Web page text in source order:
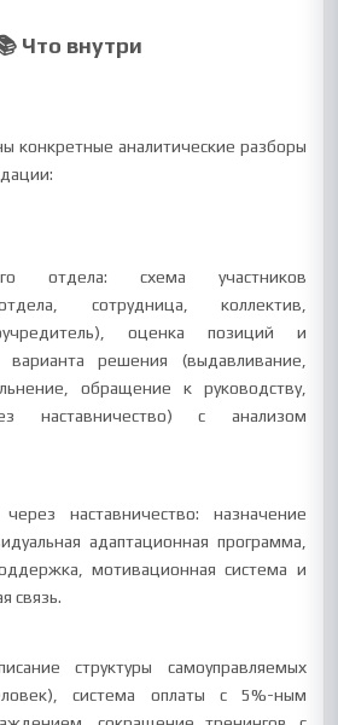
Что внутри
конкретные аналитические разборы
отдела: схема участников
сотрудница, коллектив,
оценка позиций и
варианта решения (выдавливание,
обращение к руководству,
наставничество) с анализом
наставничество: назначение
адаптационная программа,
мотивационная система и
связь.
структуры самоуправляемых
система оплаты с 5%-ным